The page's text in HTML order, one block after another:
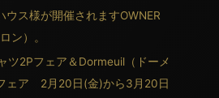
ウス様が開催されますOWNER
ン）。
ツ2Pフェア＆Dormeuil（ドーメ
ェア 2月20日(金)から3月20日